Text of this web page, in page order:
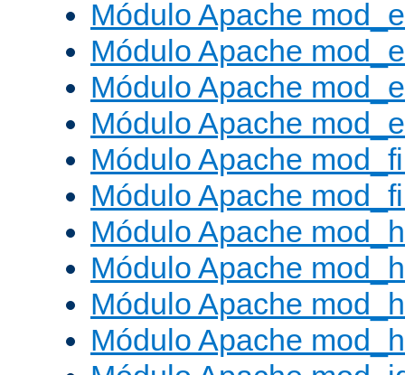
Módulo Apache
Módulo Apache
Módulo Apache
Módulo Apache
Módulo Apache
Módulo Apache
Módulo Apache
Módulo Apache
Módulo Apache
Módulo Apache